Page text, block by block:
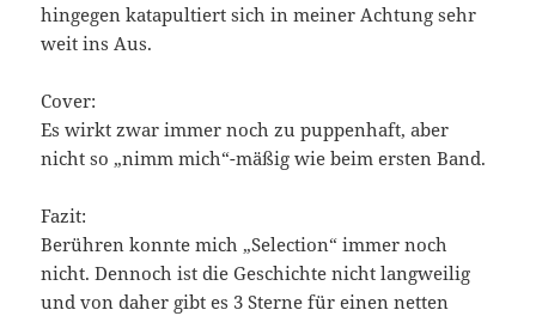
hingegen katapultiert sich in meiner Achtung sehr
weit ins Aus.
Cover:
Es wirkt zwar immer noch zu puppenhaft, aber
nicht so „nimm mich“-mäßig wie beim ersten Band.
Fazit:
Berühren konnte mich „Selection“ immer noch
nicht. Dennoch ist die Geschichte nicht langweilig
und von daher gibt es 3 Sterne für einen netten